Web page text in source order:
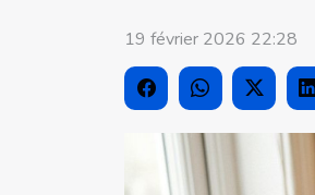
19 février 2026 22:28